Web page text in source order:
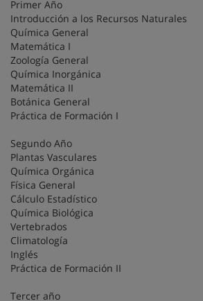
Primer Año
Introducción a los Recursos Naturales
Química General
Matemática I
Zoología General
Química Inorgánica
Matemática II
Botánica General
Práctica de Formación I
Segundo Año
Plantas Vasculares
Química Orgánica
Física General
Cálculo Estadístico
Química Biológica
Vertebrados
Climatología
Inglés
Práctica de Formación II
Tercer año